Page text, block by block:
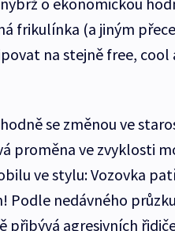
frikulínka (a jiným
na stejně free,
se změnou ve
proměna ve zvyklosti
ve stylu: Vozovka
Podle nedávného
přibývá agresivních